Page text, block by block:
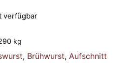
verfügbar
kg
, Brühwurst, Aufschnitt